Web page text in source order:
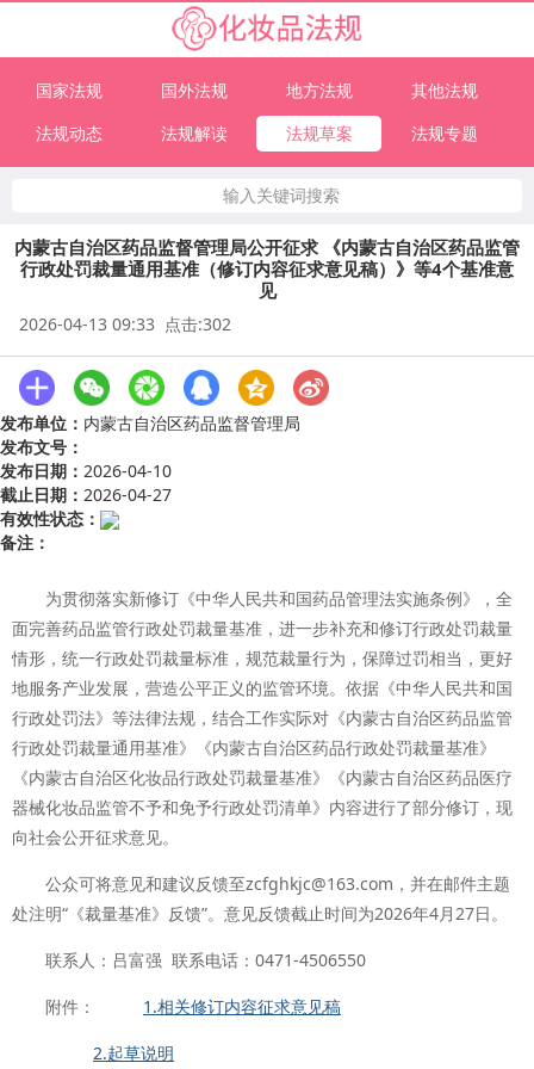
国家法规 国外法规 地方法规
其他法规
法规动态
法规解读 法规草案 法规专题
输入关键词搜索
内蒙古自治区药品监督管理局公开征求 《内蒙古自治区药品监管
行政处罚裁量通用基准（修订内容征求意见稿）》等4个基准意
见
2026-04-13 09:33 点击:302
发布单位： 内蒙古自治区药品监督管理局
发布文号：
发布日期： 2026-04-10
截止日期： 2026-04-27
有效性状态：
备注：
为贯彻落实新修订《中华人民共和国药品管理法实施条例》，全
面完善药品监管行政处罚裁量基准，进一步补充和修订行政处罚裁量
情形，统一行政处罚裁量标准，规范裁量行为，保障过罚相当，更好
地服务产业发展，营造公平正义的监管环境。依据《中华人民共和国
行政处罚法》等法律法规，结合工作实际对《内蒙古自治区药品监管
行政处罚裁量通用基准》《内蒙古自治区药品行政处罚裁量基准》
《内蒙古自治区化妆品行政处罚裁量基准》《内蒙古自治区药品医疗
器械化妆品监管不予和免予行政处罚清单》内容进行了部分修订，现
向社会公开征求意见。
公众可将意见和建议反馈至zcfghkjc@163.com，并在邮件主题
处注明“《裁量基准》反馈”。意见反馈截止时间为2026年4月27日。
联系人：吕富强 联系电话：0471-4506550
附件： 1.相关修订内容征求意见稿
2.起草说明